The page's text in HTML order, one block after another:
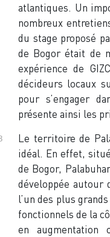
atlantiques. Un
nombreux
du stage proposé
de Bogor était de
expérience de
décideurs locaux
pour s’engager
présente ainsi les
Le territoire de
idéal. En effet,
de Bogor,
développée autour
l’un des plus
fonctionnels de la
en augmentation